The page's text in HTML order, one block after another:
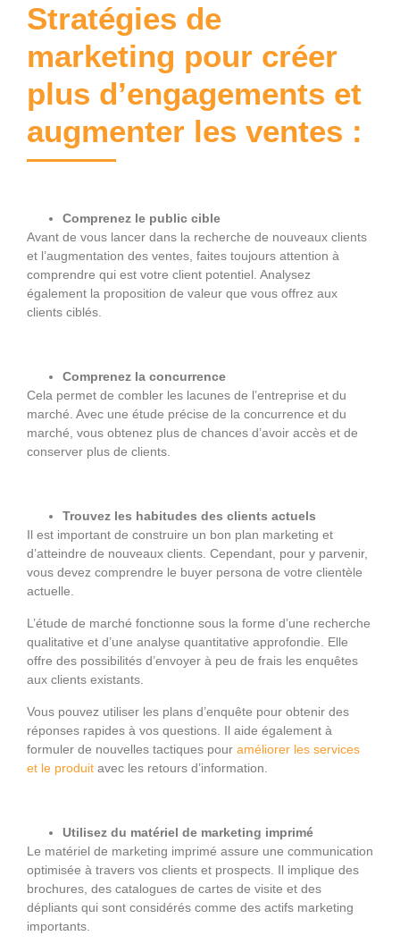
Stratégies de
marketing pour créer
plus d’engagements et
augmenter les ventes :
Comprenez le public cible
Avant de vous lancer dans la recherche de nouveaux clients
et l’augmentation des ventes, faites toujours attention à
comprendre qui est votre client potentiel. Analysez
également la proposition de valeur que vous offrez aux
clients ciblés.
Comprenez la concurrence
Cela permet de combler les lacunes de l’entreprise et du
marché. Avec une étude précise de la concurrence et du
marché, vous obtenez plus de chances d’avoir accès et de
conserver plus de clients.
Trouvez les habitudes des clients actuels
Il est important de construire un bon plan marketing et
d’atteindre de nouveaux clients. Cependant, pour y parvenir,
vous devez comprendre le buyer persona de votre clientèle
actuelle.
L’étude de marché fonctionne sous la forme d’une recherche
qualitative et d’une analyse quantitative approfondie. Elle
offre des possibilités d’envoyer à peu de frais les enquêtes
aux clients existants.
Vous pouvez utiliser les plans d’enquête pour obtenir des
réponses rapides à vos questions. Il aide également à
formuler de nouvelles tactiques pour améliorer les services
et le produit avec les retours d’information.
Utilisez du matériel de marketing imprimé
Le matériel de marketing imprimé assure une communication
optimisée à travers vos clients et prospects. Il implique des
brochures, des catalogues de cartes de visite et des
dépliants qui sont considérés comme des actifs marketing
importants.